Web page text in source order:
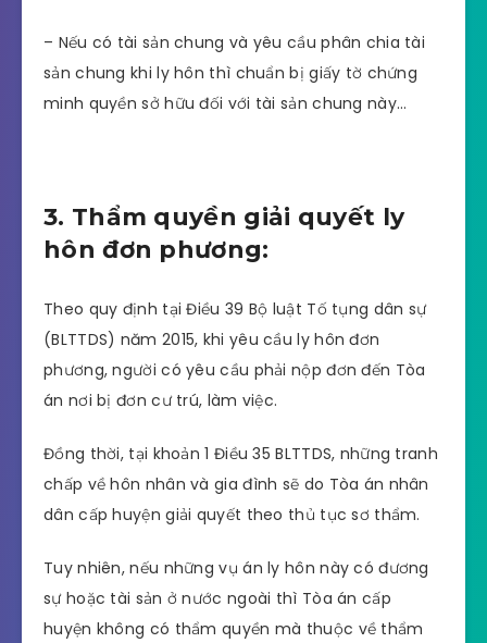
– Nếu có tài sản chung và yêu cầu phân chia tài
sản chung khi ly hôn thì chuẩn bị giấy tờ chứng
minh quyền sở hữu đối với tài sản chung này…
3. Thẩm quyền giải quyết ly
hôn đơn phương:
Theo quy định tại Điều 39 Bộ luật Tố tụng dân sự
(BLTTDS) năm 2015, khi yêu cầu ly hôn đơn
phương, người có yêu cầu phải nộp đơn đến Tòa
án nơi bị đơn cư trú, làm việc.
Đồng thời, tại khoản 1 Điều 35 BLTTDS, những tranh
chấp về hôn nhân và gia đình sẽ do Tòa án nhân
dân cấp huyện giải quyết theo thủ tục sơ thẩm.
Tuy nhiên, nếu những vụ án ly hôn này có đương
sự hoặc tài sản ở nước ngoài thì Tòa án cấp
huyện không có thẩm quyền mà thuộc về thẩm